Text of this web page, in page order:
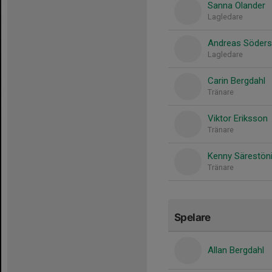
Sanna Olander
Lagledare
Andreas
Lagledare
Carin Bergdahl
Tränare
Viktor Eriksson
Tränare
Kenny
Tränare
Spelare
Allan Bergdahl